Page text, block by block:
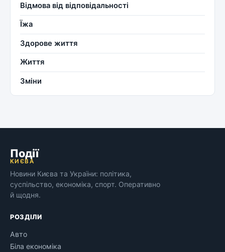
Відмова від відповідальності
Їжа
Здорове життя
Життя
Зміни
Події
КИЄВА
Новини Києва та України: політика,
суспільство, економіка, спорт. Оперативно
й щодня.
РОЗДІЛИ
Авто
Біла економіка